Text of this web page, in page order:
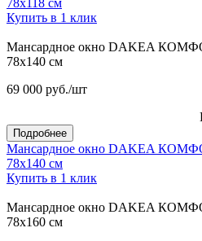
Купить в 1 клик
Мансардное окно DAKEA
78х140 см
69 000 руб./шт
Подробнее
Мансардное окно DAKEA
78х140 см
Купить в 1 клик
Мансардное окно DAKEA
78х160 см